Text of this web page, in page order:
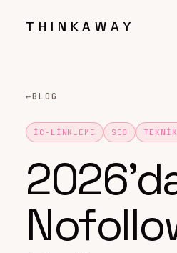
THINKAWAY
←BLOG
IC-LINKLEME SEO